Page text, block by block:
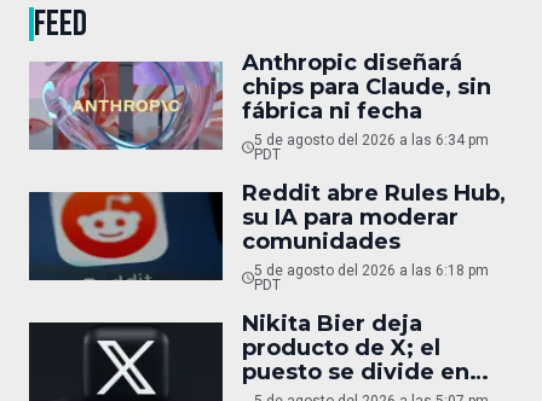
FEED
Anthropic diseñará
chips para Claude, sin
fábrica ni fecha
5 de agosto del 2026 a las 6:34 pm
PDT
Reddit abre Rules Hub,
su IA para moderar
comunidades
5 de agosto del 2026 a las 6:18 pm
PDT
Nikita Bier deja
producto de X; el
puesto se divide en